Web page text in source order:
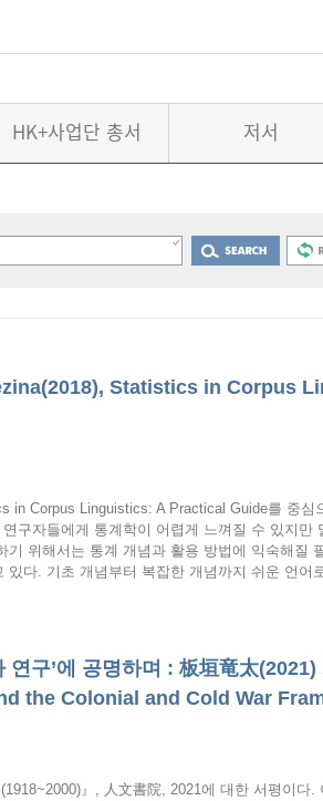
HK+사업단 총서 저서
Statistics in Corpus
in Corpus Linguistics: A Practical Guide를 중심
구자들에게 통계학이 어렵게 느껴질 수 있지만
위해서는 통계 개념과 활용 방법에 익숙해질
다. 기초 개념부터 복잡한 개념까지 쉬운 언어
연구’에 공명하며 : 板垣竜太
the Colonial and Cold War
』, 人文書院, 2021에 대한 서평이다.